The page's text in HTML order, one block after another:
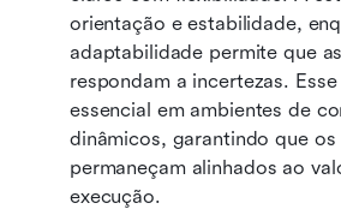
orientação e estabilidade,
adaptabilidade permite que
respondam a incertezas.
essencial em ambientes de
dinâmicos, garantindo que
permaneçam alinhados ao
execução.